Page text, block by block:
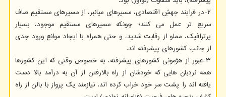
۲-در فرایند جهشِ اقتصادی، مسیرهای میانبر، از مسیرهای مستقیمِ صاف
سریع تر عمل می کنند؛ چونکه مسیرهای مستقیم موجود، بسیار
پرترافیک، مملو از رقابت شدید، و حتی همراه با ایجاد موانع ورود جدی
از جانب کشورهای پیشرفته اند.
۳-عبور از هژمونی کشورهای پیشرفته، به خصوص وقتی که این کشورها
همه نردبان هایی که خودشان از راه بالارفتن از آن به درآمد بالا دست
یافته اند را پشت سر خود خراب کرده اند، نیازمند یک پرواز با بالن از راه